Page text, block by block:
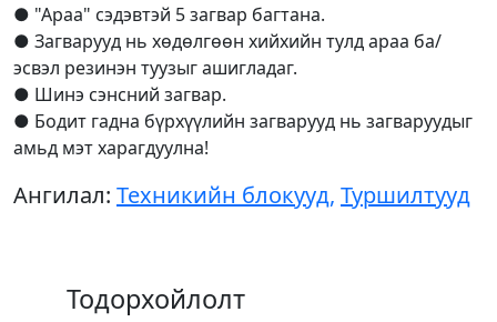
● "Араа" сэдэвтэй 5 загвар багтана.
● Загварууд нь хөдөлгөөн хийхийн тулд араа ба/
эсвэл резинэн туузыг ашигладаг.
● Шинэ сэнсний загвар.
● Бодит гадна бүрхүүлийн загварууд нь загваруудыг
амьд мэт харагдуулна!
Ангилал: Техникийн блокууд, Туршилтууд
Тодорхойлолт